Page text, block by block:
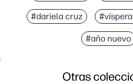
#dariela cruz
#año nuevo
Otras